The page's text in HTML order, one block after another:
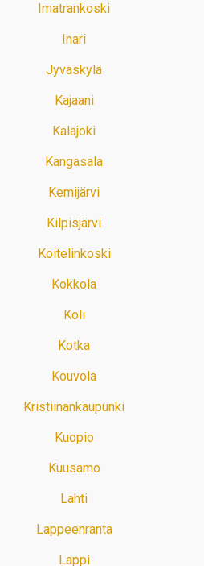
Imatrankoski
Inari
Jyväskylä
Kajaani
Kalajoki
Kangasala
Kemijärvi
Kilpisjärvi
Koitelinkoski
Kokkola
Koli
Kotka
Kouvola
Kristiinankaupunki
Kuopio
Kuusamo
Lahti
Lappeenranta
Lappi